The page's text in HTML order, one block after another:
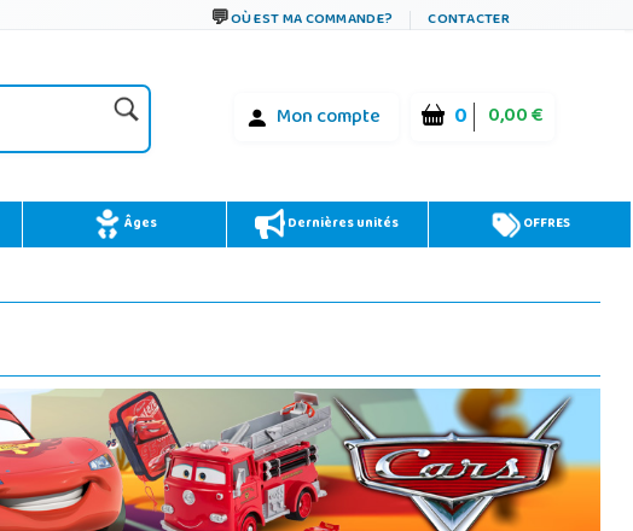
OÙ EST MA COMMANDE? CONTACTER
Mon compte 0 0,00 €
Âges Dernières unités OFFRES